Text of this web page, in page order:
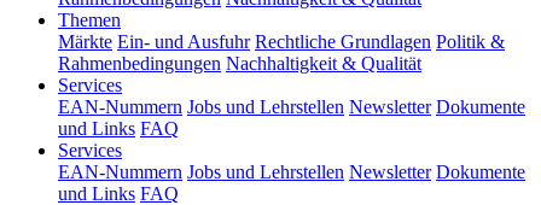
Themen
Märkte Ein- und Ausfuhr Rechtliche Grundlagen Politik &
Rahmenbedingungen Nachhaltigkeit & Qualität
Services(current)
EAN-Nummern Jobs und Lehrstellen Newsletter Dokumente
und Links FAQ
Services(current)
EAN-Nummern Jobs und Lehrstellen Newsletter Dokumente
und Links FAQ